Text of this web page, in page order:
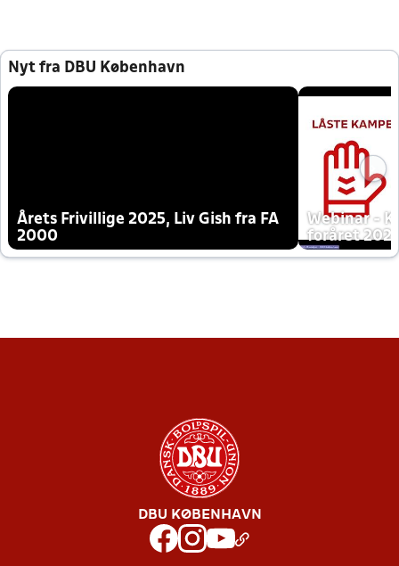
Nyt fra DBU København
Årets Frivillige 2025, Liv Gish fra FA
2000
Webinar -
foråret
DBU KØBENHAVN